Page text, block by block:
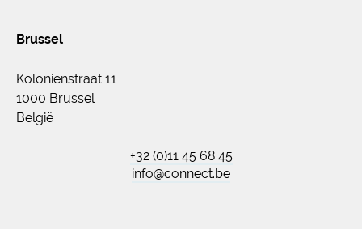
Brussel
Koloniënstraat 11
1000 Brussel
België
+32 (0)11 45 68 45
info@connect.be